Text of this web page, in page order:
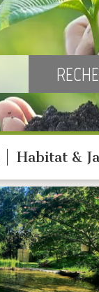
Habitat &